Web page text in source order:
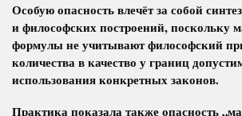
Особую опасность влечёт за собой
и философских построений, поскольку
формулы не учитывают философский
количества в качество у границ
использования конкретных законов.
Практика показала также опасность